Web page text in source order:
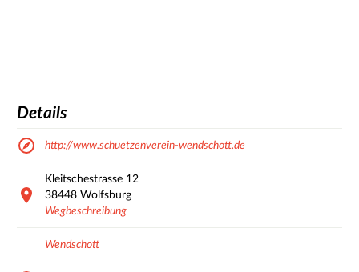
Details
http://www.schuetzenverein-wendschott.de
Kleitschestrasse 12
38448 Wolfsburg
Wegbeschreibung
Wendschott